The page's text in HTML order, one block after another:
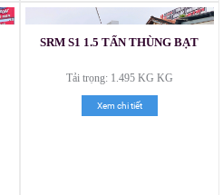
SRM S1 1.5 TẤN THÙNG BẠT
Tải trọng: 1.495 KG KG
Xem chi tiết